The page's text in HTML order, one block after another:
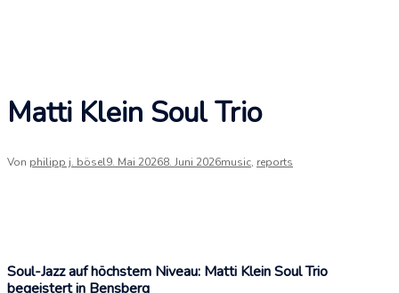
Matti Klein Soul Trio
Von philipp j. bösel9. Mai 20268. Juni 2026music, reports
Soul-Jazz auf höchstem Niveau: Matti Klein Soul Trio
begeistert in Bensberg